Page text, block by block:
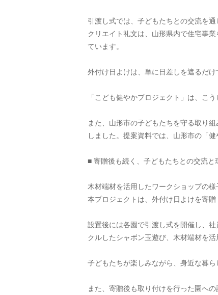
引渡し式では、子どもたちとの交流を
クリエイト礼文は、山形県内で住宅事
ています。
外付け日よけは、単に日差しを遮るだ
「こども健やかプロジェクト」は、こ
また、山形市の子どもたちを守る取り
しました。提案資料では、山形市の「
■ 寄贈後も続く、子どもたちとの交流と
木材端材を活用したワークショップの
本プロジェクトは、外付け日よけを寄
設置後には各園で引渡し式を開催し、
クルしたシャボン玉遊び、木材端材を
子どもたちが楽しみながら、身近な暮
また、寄贈後も取り付けを行った園へ